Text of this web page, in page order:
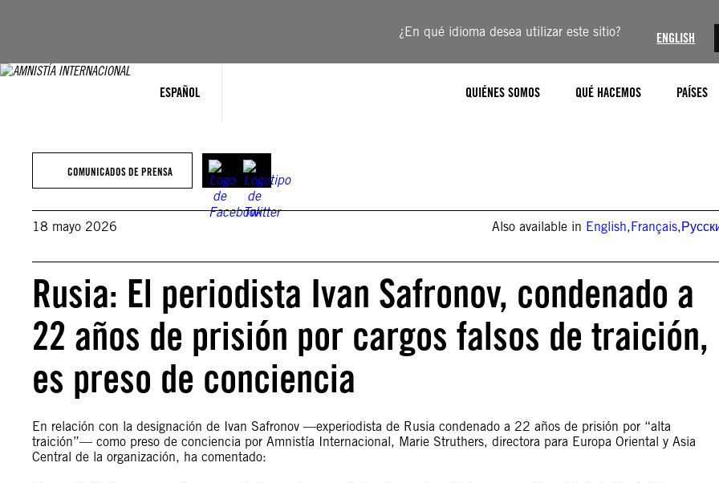
¿En qué idioma desea utilizar este sitio? ENGLISH
ESPAÑOL QUIÉNES SOMOS QUÉ HACEMOS PAÍSES
COMUNICADOS DE PRENSA
18 mayo 2026 Also available in English,Français,
Rusia: El periodista Ivan Safronov, condenado a
22 años de prisión por cargos falsos de traición,
es preso de conciencia
En relación con la designación de Ivan Safronov —experiodista de Rusia condenado a 22 años de prisión por “alta
traición”— como preso de conciencia por Amnistía Internacional, Marie Struthers, directora para Europa Oriental y Asia
Central de la organización, ha comentado: